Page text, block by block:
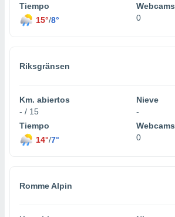
Tiempo
15°/8°
Webcams
0
Riksgränsen
Km. abiertos
- / 15
Nieve
-
Tiempo
14°/7°
Webcams
0
Romme Alpin